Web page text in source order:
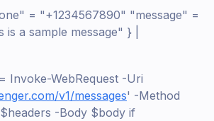
= "+1234567890" "message" =
a sample message" } |
Invoke-WebRequest -Uri
v1/messages' -Method
-Body $body if